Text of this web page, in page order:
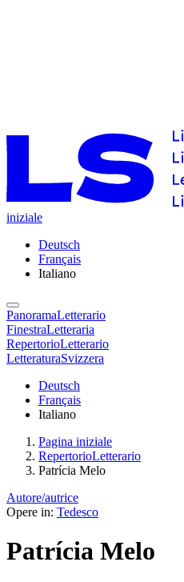
iniziale
Deutsch
Français
Italiano
PanoramaLetterario
FinestraLetteraria
RepertorioLetterario
LetteraturaSvizzera
Deutsch
Français
Italiano
Pagina iniziale
RepertorioLetterario
Patrícia Melo
Autore/autrice
Opere in: Tedesco
Patrícia Melo